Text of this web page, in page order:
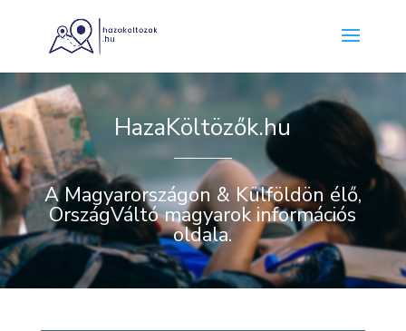
HazaKöltözők.hu
A Magyarországon & Külföldön élő,
OrszágVáltó magyarok információs
oldala.